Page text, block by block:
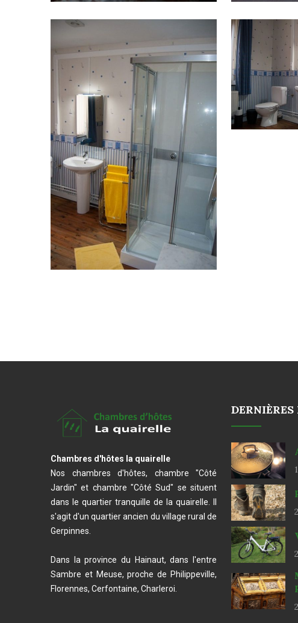
Chambres d'hôtes la quairelle
Nos chambres d'hôtes, chambre "Côté
Jardin" et chambre "Côté Sud" se situent
dans le quartier tranquille de la quairelle. Il
s'agit d'un quartier ancien du village rural de
Gerpinnes.
Dans la province du Hainaut, dans l'entre
Sambre et Meuse, proche de Philippeville,
Florennes, Cerfontaine, Charleroi.
DERNIÈRES